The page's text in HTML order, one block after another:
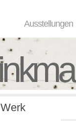
Ausstellungen